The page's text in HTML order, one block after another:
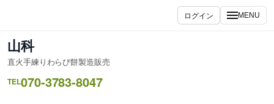
ス
キ
ッ
ログイン MENU
山科
直火手練りわらび餅製造販売
TEL070-3783-8047